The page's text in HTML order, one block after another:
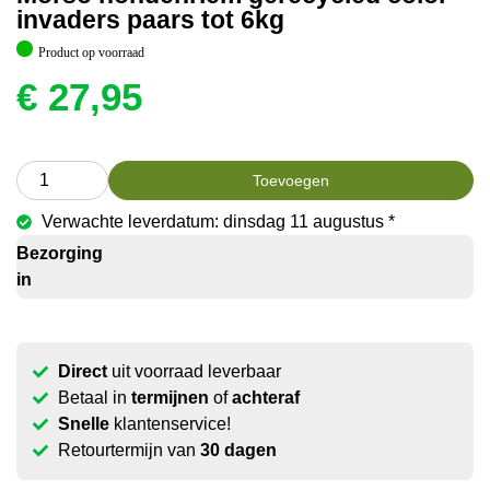
invaders paars tot 6kg
Product op voorraad
€ 27,95
Toevoegen
Verwachte leverdatum: dinsdag 11 augustus *
Bezorging
in
Directuit voorraad leverbaar
Betaal in termijnen ofachteraf
Snelleklantenservice!
Retourtermijn van 30 dagen